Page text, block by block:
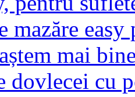
mazăre easy
mai
dovlecei cu